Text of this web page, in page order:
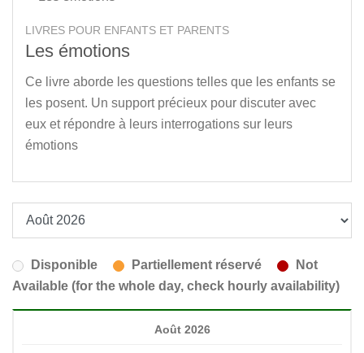
LIVRES POUR ENFANTS ET PARENTS
Les émotions
Ce livre aborde les questions telles que les enfants se
les posent. Un support précieux pour discuter avec
eux et répondre à leurs interrogations sur leurs
émotions
Disponible Partiellement réservé
Not
Available (for the whole day, check hourly availability)
Août 2026